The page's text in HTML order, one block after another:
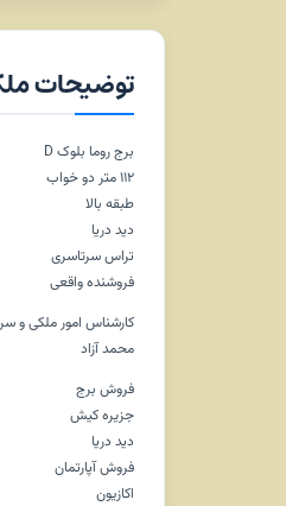
توضیحات
برج روما بلوک D
۱۱۲ متر دو خواب
طبقه بالا
دید دریا
تراس سرتاسری
فروشنده واقعی
کارشناس امور ملکی و
محمد آزاد
فروش برج
جزیره کیش
دید دریا
فروش آپارتمان
اکازیون